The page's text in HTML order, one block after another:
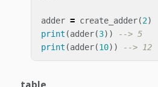
adder = create_adder(2)
print (adder(3))
--> 5
print (adder(10)) --> 12